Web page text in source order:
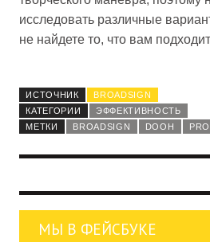
исследовать различные
не найдете то, что вам
ИСТОЧНИК
BROADSIGN
КАТЕГОРИИ
ЭФФЕКТИВНОСТЬ
МЕТКИ
BROADSIGN DOOH
МЫ В ФЕЙСБУКЕ